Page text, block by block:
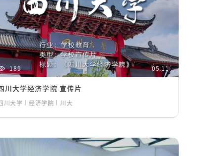
189 05:11
川大学经济学院 宣传片
川大学丨经济学院丨川大